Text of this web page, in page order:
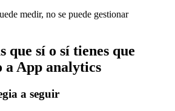
medir, no se puede gestionar
que sí o sí tienes que
a App analytics
a seguir